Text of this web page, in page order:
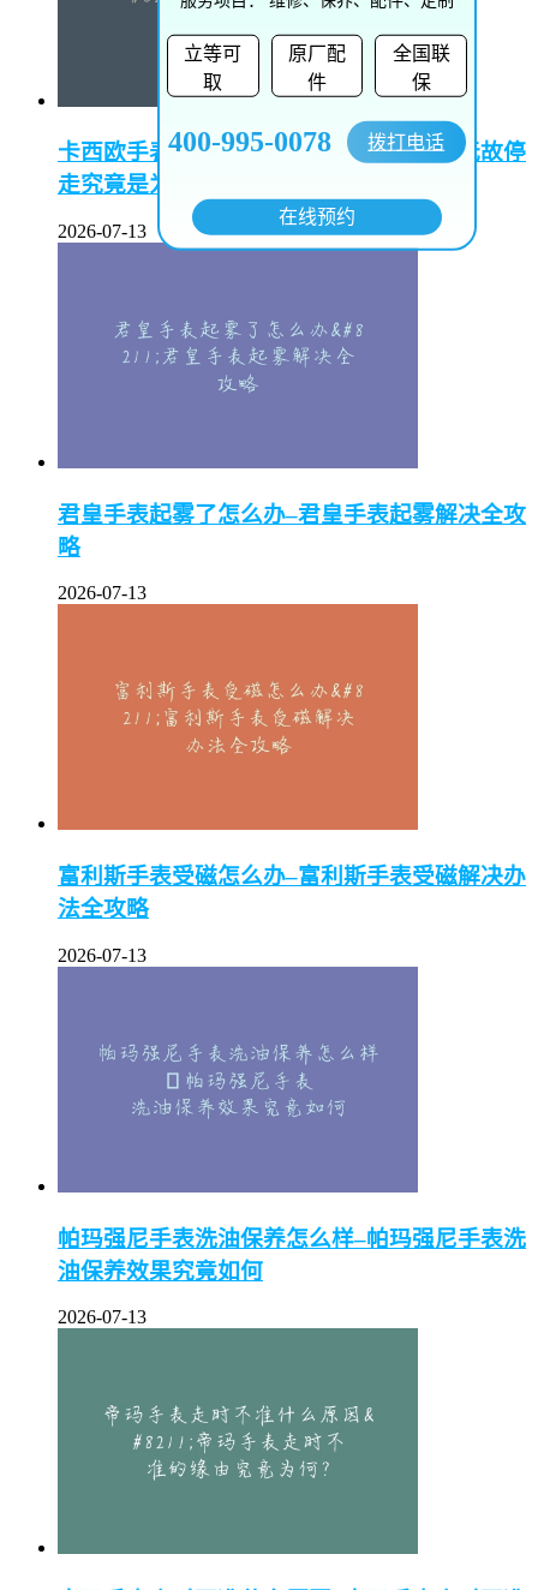
卡西欧手表偷停是怎么回事–卡西欧手表无故停
走究竟是为何
2026-07-13
君皇手表起雾了怎么办–君皇手表起雾解决全攻
略
2026-07-13
富利斯手表受磁怎么办–富利斯手表受磁解决办
法全攻略
2026-07-13
帕玛强尼手表洗油保养怎么样–帕玛强尼手表洗
油保养效果究竟如何
2026-07-13
立等可
取
原厂配
件
全国联
保
400-995-0078 拨打电话
在线预约